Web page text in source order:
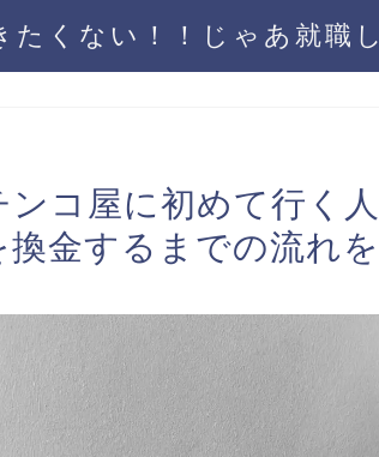
たくない！！じゃあ就職
ンコ屋に初めて行く
換金するまでの流れを